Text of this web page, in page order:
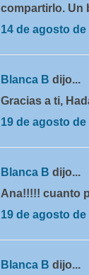
compartirlo. Un
14 de agosto de
Blanca B dijo...
Gracias a ti,
19 de agosto de
Blanca B dijo...
Ana!!!!! cuanto
19 de agosto de
Blanca B dijo...